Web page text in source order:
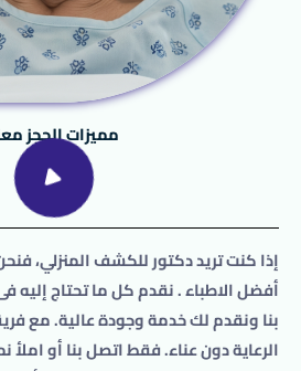
مميزات الحجز
إذا كنت تريددكتورللكشف المنزلي،
أفضل الاطباء . نقدم كل ما تحتاج إليه
بنا ونقدم لك خدمة وجودة عالية. مع
الرعاية دون عناء. فقط اتصل بنا أو